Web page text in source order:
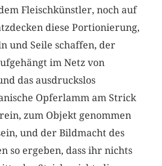
Fleischkünstler, noch auf
diese Portionierung,
und Seile schaffen, der
im Netz von
das ausdruckslos
Opferlamm am Strick
zum Objekt genommen
und der Bildmacht des
so ergeben, dass ihr nichts